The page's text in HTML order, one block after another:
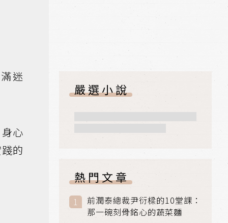
迷
心
的
嚴選小說
熱門文章
前潤泰總裁尹衍樑的10堂課：
那一碗刻骨銘心的蔬菜麵